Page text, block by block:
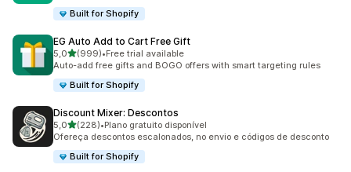
Built for Shopify
EG Auto Add to Cart Free Gift
5,0de 5 estrelas
(999)
999 total de avaliações
•Free trial available
Auto-add free gifts and BOGO offers with smart targeting rules
Built for Shopify
Discount Mixer: Descontos
5,0de 5 estrelas
(228)
228 total de avaliações
•Plano gratuito disponível
Ofereça descontos escalonados, no envio e códigos de desconto
Built for Shopify